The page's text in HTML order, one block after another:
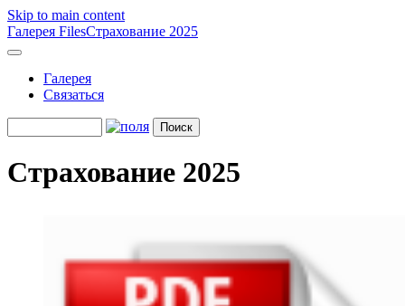
Skip to main content
Галерея FilesСтрахование 2025
Галерея
Связаться
Страхование 2025